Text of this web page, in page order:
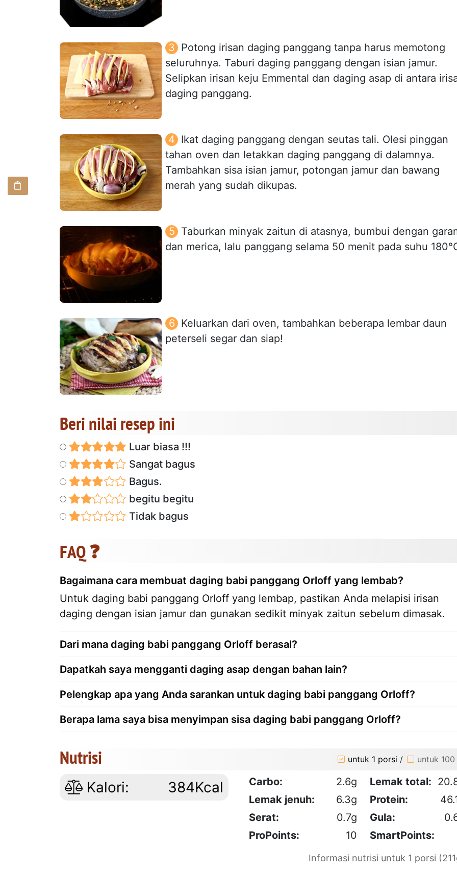
Potong irisan daging panggang tanpa harus memotong
seluruhnya. Taburi daging panggang dengan isian jamur.
Selipkan irisan keju Emmental dan daging asap di antara
daging panggang.
Ikat daging panggang dengan seutas tali. Olesi pinggan
tahan oven dan letakkan daging panggang di dalamnya.
Tambahkan sisa isian jamur, potongan jamur dan bawang
merah yang sudah dikupas.
Taburkan minyak zaitun di atasnya, bumbui dengan
dan merica, lalu panggang selama 50 menit pada suhu
Keluarkan dari oven, tambahkan beberapa lembar daun
peterseli segar dan siap!
Beri nilai resep ini
Luar biasa !!!
Sangat bagus
Bagus.
begitu begitu
Tidak bagus
FAQ ❓
Bagaimana cara membuat daging babi panggang Orloff yang lembab?
Untuk daging babi panggang Orloff yang lembap, pastikan Anda melapisi irisan
daging dengan isian jamur dan gunakan sedikit minyak zaitun sebelum dimasak.
Dari mana daging babi panggang Orloff berasal?
Dapatkah saya mengganti daging asap dengan bahan lain?
Pelengkap apa yang Anda sarankan untuk daging babi panggang Orloff?
Berapa lama saya bisa menyimpan sisa daging babi panggang Orloff?
Nutrisi untuk 1 porsi / untuk
Kalori: 384Kcal Carbo: 2.6g Lemak total:
Lemak jenuh:
6.3g Protein:
Serat:
0.7g Gula:
ProPoints:
10 SmartPoints:
Informasi nutrisi untuk 1 porsi